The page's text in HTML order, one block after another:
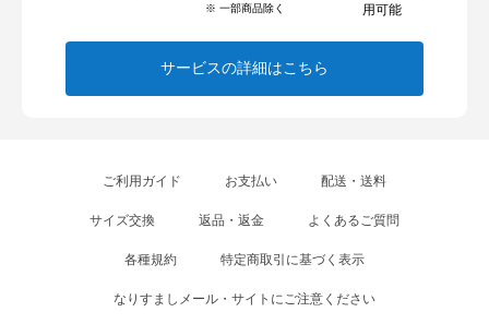
※ 一部商品除く
用可能
サービスの詳細はこちら
ご利用ガイド お支払い 配送・送料
サイズ交換 返品・返金 よくあるご質問
各種規約 特定商取引に基づく表示
なりすましメール・サイトにご注意ください